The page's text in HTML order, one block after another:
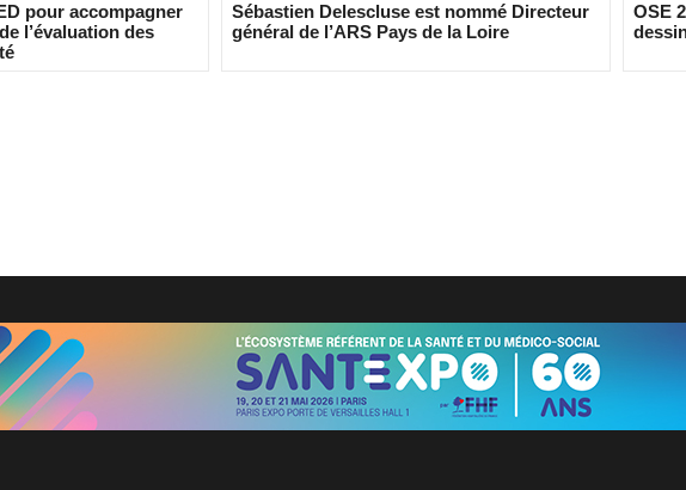
pour accompagner
l’évaluation des
Sébastien Delescluse est nommé Directeur
général de l’ARS Pays de la Loire
OSE